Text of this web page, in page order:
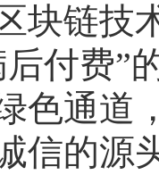
块链技
付费”
色通道
信的源